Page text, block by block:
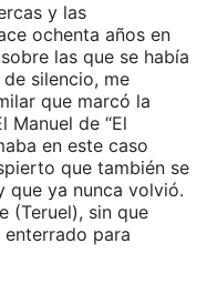
y las
ochenta años en
las que se había
silencio, me
que marcó la
Manuel de “El
en este caso
que también se
que ya nunca volvió.
(Teruel), sin que
para